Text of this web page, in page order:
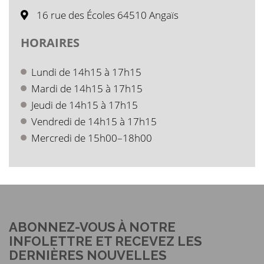
16 rue des Écoles 64510 Angaïs
HORAIRES
Lundi de 14h15 à 17h15
Mardi de 14h15 à 17h15
Jeudi de 14h15 à 17h15
Vendredi de 14h15 à 17h15
Mercredi de 15h00–18h00
ABONNEZ-VOUS À NOTRE
INFOLETTRE ET RECEVEZ LES
DERNIÈRES NOUVELLES